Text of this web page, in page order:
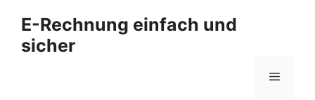
Inhalt
springen
E-Rechnung einfach und
sicher
Menü